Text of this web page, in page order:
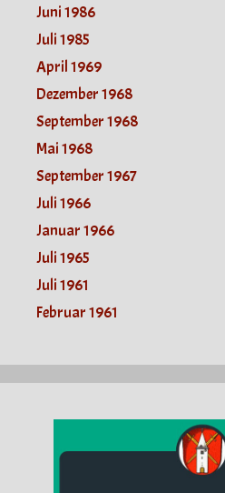
Juni 1986
Juli 1985
April 1969
Dezember 1968
September 1968
Mai 1968
September 1967
Juli 1966
Januar 1966
Juli 1965
Juli 1961
Februar 1961